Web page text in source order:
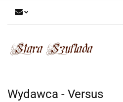
Wydawca - Versus